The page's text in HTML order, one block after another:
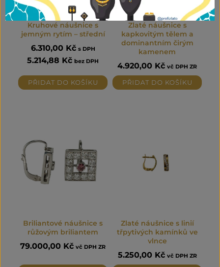
Kruhové náušnice s
jemným rytím – střední
6.310,00 Kč s DPH
5.214,88 Kč bez DPH
PŘIDAT DO KOŠÍKU
Zlaté náušnice s
kapkovitým tělem a
dominantním čirým
kamenem
4.920,00 Kč vč DPH ZR
PŘIDAT DO KOŠÍKU
Briliantové náušnice s
růžovým briliantem
79.000,00 Kč vč DPH ZR
Zlaté náušnice s linií
třpytivých kamínků ve
vlnce
5.250,00 Kč vč DPH ZR